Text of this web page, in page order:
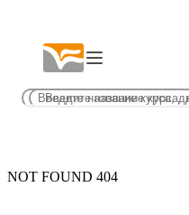
NOT FOUND 404